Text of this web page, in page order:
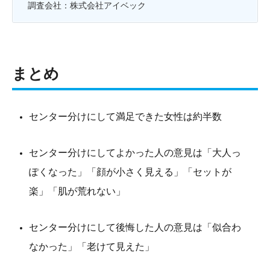
調査会社：株式会社アイベック
まとめ
センター分けにして満足できた女性は約半数
センター分けにしてよかった人の意見は「大人っ
ぽくなった」「顔が小さく見える」「セットが
楽」「肌が荒れない」
センター分けにして後悔した人の意見は「似合わ
なかった」「老けて見えた」